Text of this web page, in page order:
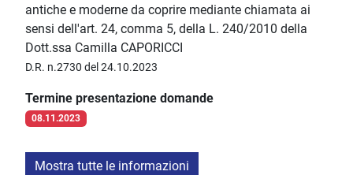
antiche e moderne da coprire mediante chiamata ai
sensi dell'art. 24, comma 5, della L. 240/2010 della
Dott.ssa Camilla CAPORICCI
D.R. n.2730 del 24.10.2023
Termine presentazione domande
08.11.2023
Mostra tutte le informazioni